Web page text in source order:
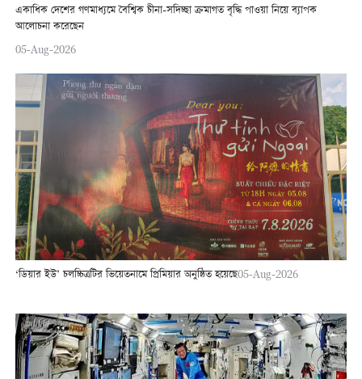
একাধিক দেশের গণমাধ্যমে বৈশ্বিক চীনা-সদিচ্ছা ক্রমাগত বৃদ্ধি পাওয়া নিয়ে ব্যাপক
আলোচনা করেছেন
05-Aug-2026
‘ডিয়ার ইউ’ চলচ্চিত্রটির ভিয়েতনামে প্রিমিয়ার অনুষ্ঠিত হয়েছে05-Aug-2026